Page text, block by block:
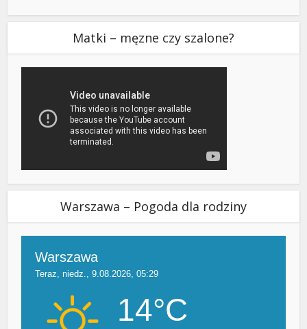
Matki – męzne czy szalone?
Warszawa – Pogoda dla rodziny